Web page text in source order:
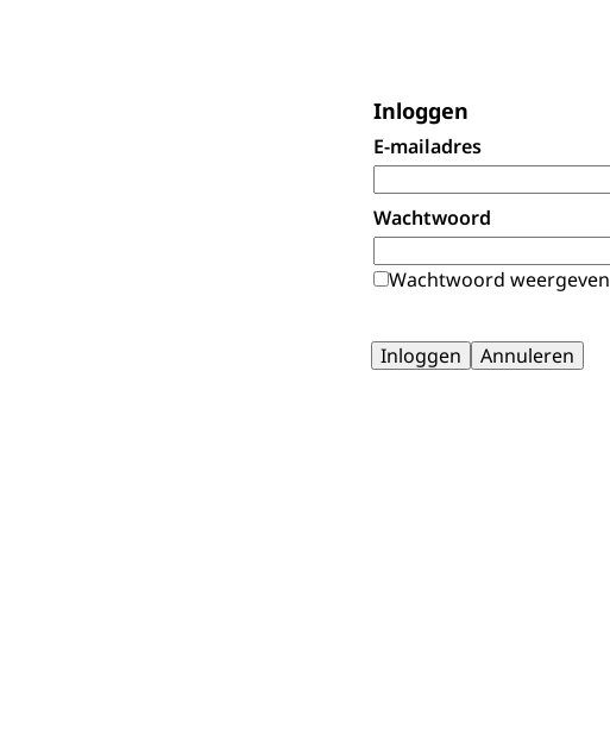
Inloggen
E-mailadres
Wachtwoord
Wachtwoord weergeven
Inloggen Annuleren